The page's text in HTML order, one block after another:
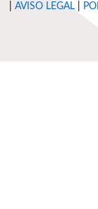
AVISO LEGAL|